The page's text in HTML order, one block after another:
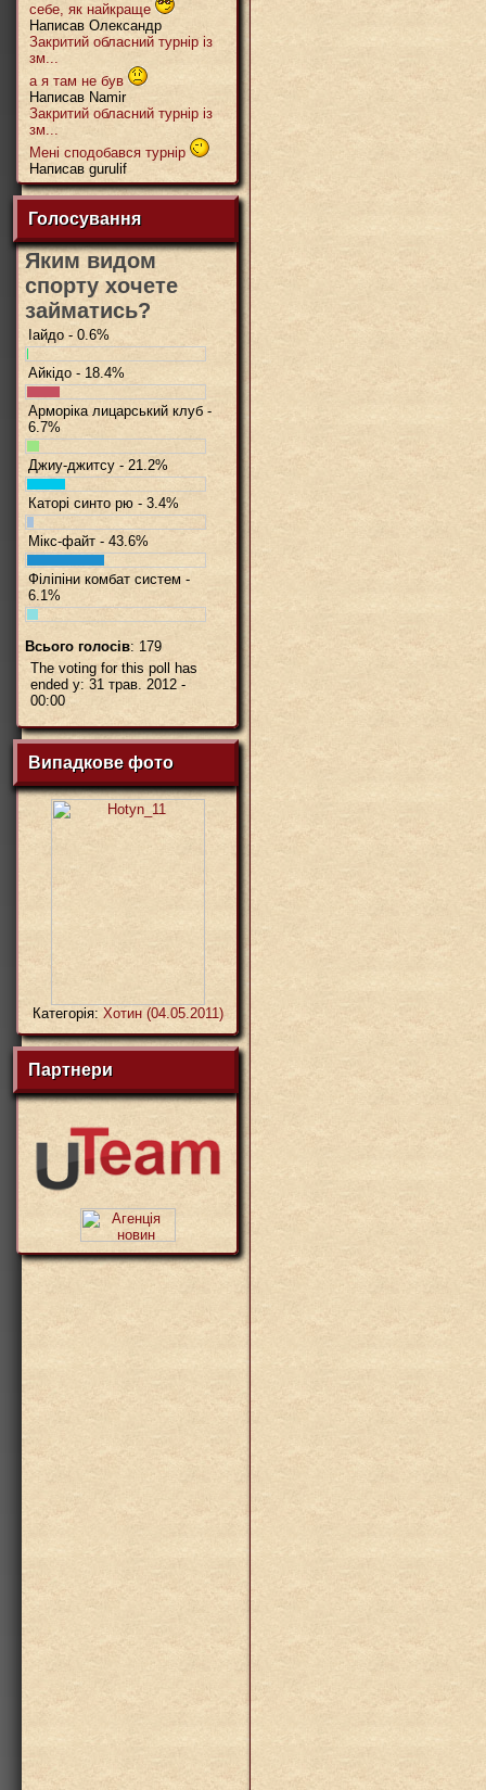
себе, як найкраще
Написав Олександр
Закритий обласний турнір із
зм...
а я там не був
Написав Namir
Закритий обласний турнір із
зм...
Мені сподобався турнір
Написав gurulif
Голосування
Яким видом
спорту хочете
займатись?
Іайдо - 0.6%
Айкідо - 18.4%
Арморіка лицарський клуб -
6.7%
Джиу-джитсу - 21.2%
Каторі синто рю - 3.4%
Мікс-файт - 43.6%
Філіпіни комбат систем -
6.1%
Всього голосів: 179
The voting for this poll has
ended у: 31 трав. 2012 -
00:00
Випадкове фото
Категорія: Хотин (04.05.2011)
Партнери